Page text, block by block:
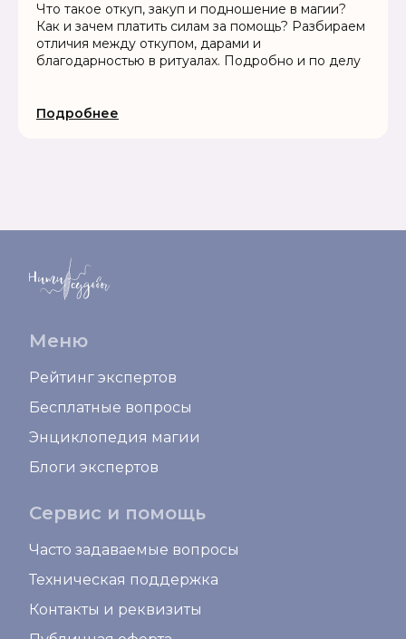
Что такое откуп, закуп и подношение в магии?
Как и зачем платить силам за помощь? Разбираем
отличия между откупом, дарами и
благодарностью в ритуалах. Подробно и по делу
Подробнее
Меню
Рейтинг экспертов
Бесплатные вопросы
Энциклопедия магии
Блоги экспертов
Сервис и помощь
Часто задаваемые вопросы
Техническая поддержка
Контакты и реквизиты